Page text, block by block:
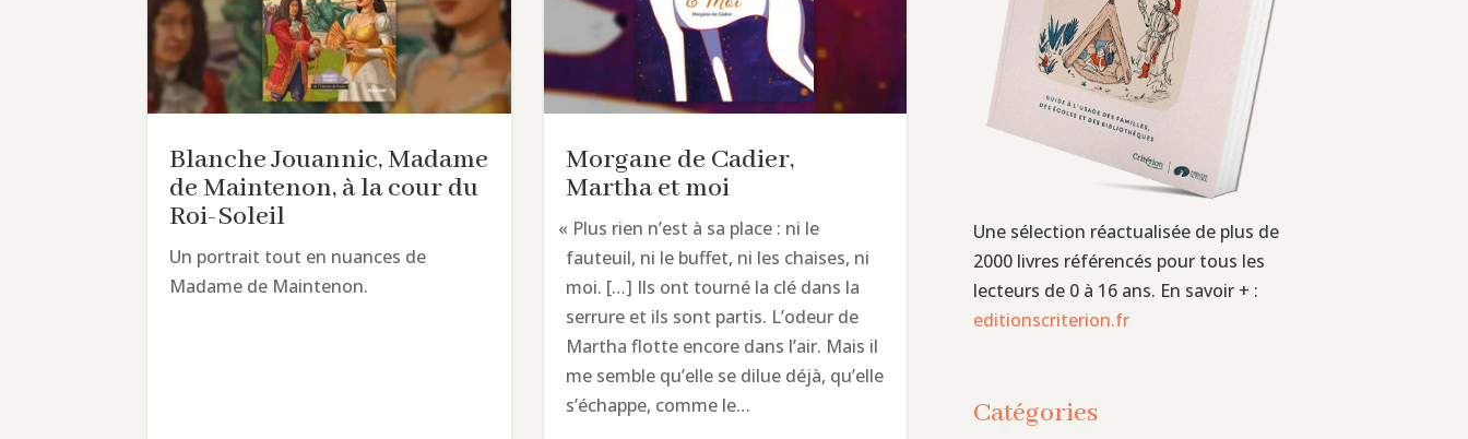
Blanche Jouannic, Madame
de Maintenon, à la cour du
Roi-Soleil
Un portrait tout en nuances de
Madame de Maintenon.
Morgane de Cadier,
Martha et moi
« Plus rien n’est à sa place : ni le
fauteuil, ni le buffet, ni les chaises, ni
moi. […] Ils ont tourné la clé dans la
serrure et ils sont partis. L’odeur de
Martha flotte encore dans l’air. Mais il
me semble qu’elle se dilue déjà, qu’elle
s’échappe, comme le…
Une sélection réactualisée de plus de
2000 livres référencés pour tous les
lecteurs de 0 à 16 ans. En savoir + :
editionscriterion.fr
Catégories